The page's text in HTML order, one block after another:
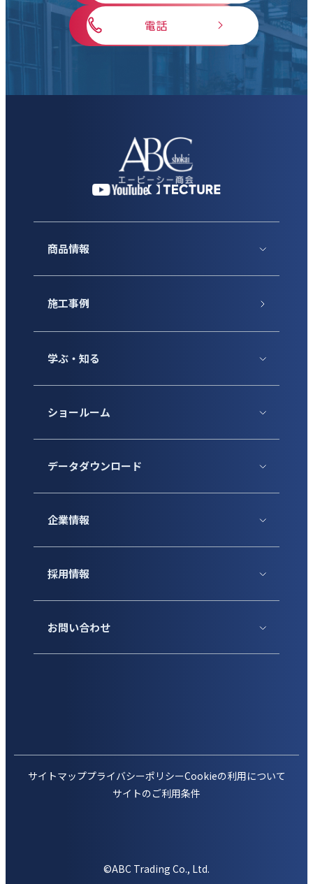
電話
商品情報
施工事例
学ぶ・知る
ショールーム
データダウンロード
企業情報
採用情報
お問い合わせ
サイトマッププライバシーポリシーCookieの利用について
サイトのご利用条件
©ABC Trading Co., Ltd.